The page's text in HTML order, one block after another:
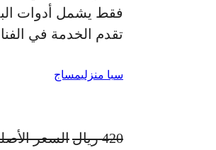
تقدم الخدمة في
سبا منزليمساج
420 ريالالسعر الأصلي